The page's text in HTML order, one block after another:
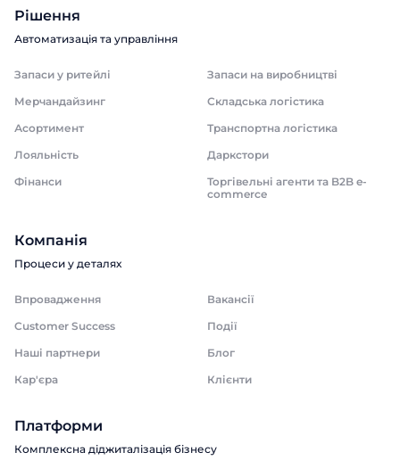
Рішення
Автоматизація та управління
Запаси у ритейлі
Запаси на виробництві
Мерчандайзинг
Складська логістика
Асортимент
Транспортна логістика
Лояльність
Даркстори
Фінанси
Торгівельні агенти та B2B e-
commerce
Компанія
Процеси у деталях
Впровадження
Вакансії
Customer Success
Події
Наші партнери
Блог
Кар'єра
Клієнти
Платформи
Комплексна діджиталізація бізнесу